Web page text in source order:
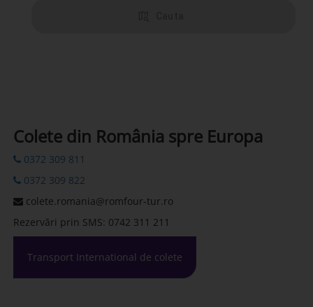
Colete din România spre Europa
0372 309 811
0372 309 822
colete.romania@romfour-tur.ro
Rezervări prin SMS: 0742 311 211
Transport International de colete